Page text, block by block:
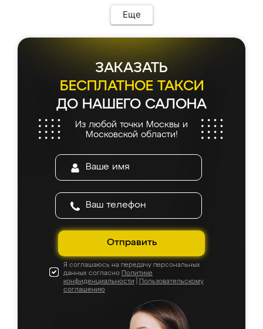
Еще
ЗАКАЗАТЬ
БЕСПЛАТНОЕ ТАКСИ
ДО НАШЕГО САЛОНА
Из любой точки Москвы и
Московской области!
Отправить
Я соглашаюсь на передачу персональных
данных согласно Политике
конфиденциальности
Пользовательскому
соглашению